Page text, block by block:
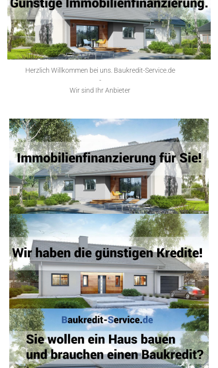
Herzlich Willkommen bei uns. Baukredit-Service.de
-
Wir sind Ihr Anbieter